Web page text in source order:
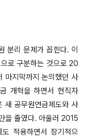
분리 문제가 꼽힌다. 이
로 구분하는 것으로 20
마지막까지 논의했던 사
개혁을 하면서 현직자
새 공무원연금제도와 사
을 줄였다. 아울러 2015
적용하면서 장기적으